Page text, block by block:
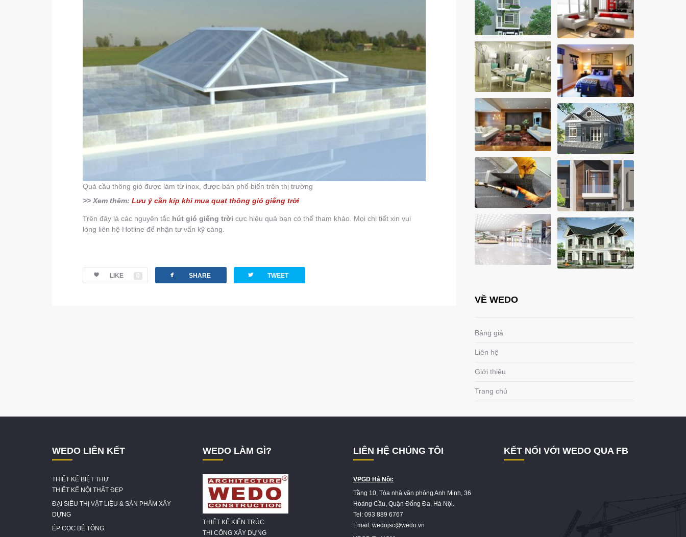
Quả cầu thông gió được làm từ inox, được bán phổ biến trên thị trường
>> Xem thêm: Lưu ý cần kíp khi mua quạt thông gió giếng trời
Trên đây là các nguyên tắc hút gió giếng trời cực hiệu quả bạn có thể tham khảo. Mọi chi tiết xin vui
lòng liên hệ Hotline để nhận tư vấn kỹ càng.
LIKE 0 facebook SHARE twitterbird TWEET
VỀ WEDO
Bảng giá
Liên hệ
Giới thiệu
Trang chủ
WEDO LIÊN KẾT
THIẾT KẾ BIỆT THỰ
THIẾT KẾ NỘI THẤT ĐẸP
ĐẠI SIÊU THỊ VẬT LIỆU & SẢN PHẨM XÂY
DỰNG
ÉP CỌC BÊ TÔNG
WEDO LÀM GÌ?
THIẾT KẾ KIẾN TRÚC
THI CÔNG XÂY DỰNG
LIÊN HỆ CHÚNG TÔI
VPGD Hà Nội:
Tầng 10, Tòa nhà văn phòng Anh Minh, 36
Hoàng Cầu, Quận Đống Đa, Hà Nội.
Tel: 093 889 6767
Email: wedojsc@wedo.vn
KẾT NỐI VỚI WEDO QUA FB